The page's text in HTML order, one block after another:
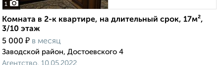
1
Комната в 2-к квартире, на длительный срок, 17м²,
3/10 этаж
5 000 ₽ в месяц
Заводской район, Достоевского 4
Агентство, 10.05.2022